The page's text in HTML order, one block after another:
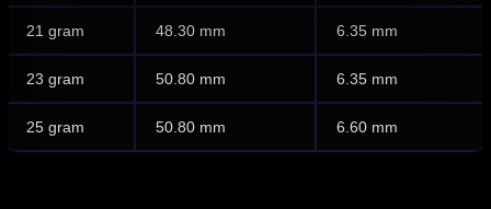
21 gram 48.30 mm 6.35 mm
23 gram 50.80 mm 6.35 mm
25 gram 50.80 mm 6.60 mm